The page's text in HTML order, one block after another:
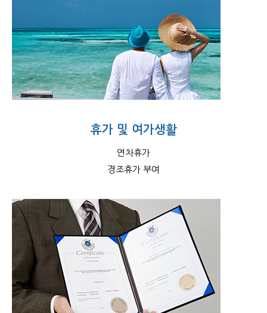
휴가 및 여가생활
연차휴가
경조휴가 부여